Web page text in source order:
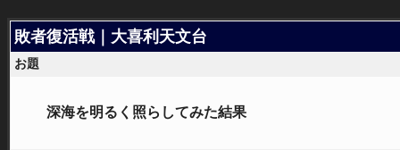
敗者復活戦｜大喜利天文台
お題
深海を明るく照らしてみた結果